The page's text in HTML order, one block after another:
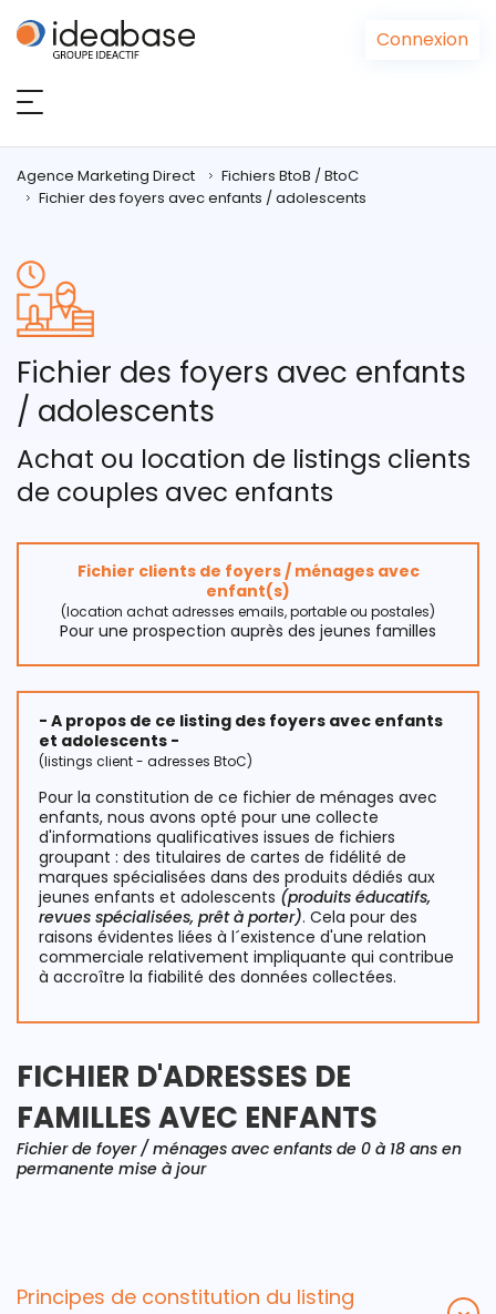
Connexion
Agence Marketing Direct
Fichiers BtoB / BtoC
Fichier des foyers avec enfants / adolescents
Fichier des foyers avec enfants
/ adolescents
Achat ou location de listings clients
de couples avec enfants
Fichier clients de foyers / ménages avec
enfant(s)
(location achat adresses emails, portable ou postales)
Pour une prospection auprès des jeunes familles
- A propos de ce listing des foyers avec enfants
et adolescents -
(listings client - adresses BtoC)
Pour la constitution de ce fichier de ménages avec
enfants, nous avons opté pour une collecte
d'informations qualificatives issues de fichiers
groupant : des titulaires de cartes de fidélité de
marques spécialisées dans des produits dédiés aux
jeunes enfants et adolescents (produits éducatifs,
revues spécialisées, prêt à porter). Cela pour des
raisons évidentes liées à l´existence d'une relation
commerciale relativement impliquante qui contribue
à accroître la fiabilité des données collectées.
FICHIER D'ADRESSES DE
FAMILLES AVEC ENFANTS
Fichier de foyer / ménages avec enfants de 0 à 18 ans en
permanente mise à jour
Principes de constitution du listing